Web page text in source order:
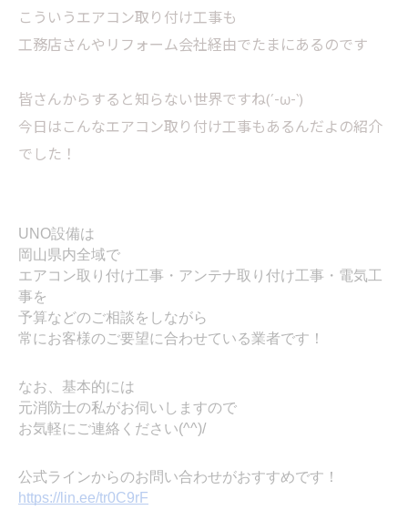
こういうエアコン取り付け工事も
工務店さんやリフォーム会社経由でたまにあるのです
皆さんからすると知らない世界ですね(´-ω-`)
今日はこんなエアコン取り付け工事もあるんだよの紹介
でした！
UNO設備は
岡山県内全域で
エアコン取り付け工事・アンテナ取り付け工事・電気工
事を
予算などのご相談をしながら
常にお客様のご要望に合わせている業者です！
なお、基本的には
元消防士の私がお伺いしますので
お気軽にご連絡ください(^^)/
公式ラインからのお問い合わせがおすすめです！
https://lin.ee/tr0C9rF